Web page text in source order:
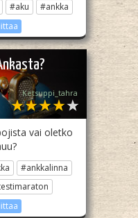
#aku
#ankka
Ketsuppi_tahra
vai oletko
#ankkalinna